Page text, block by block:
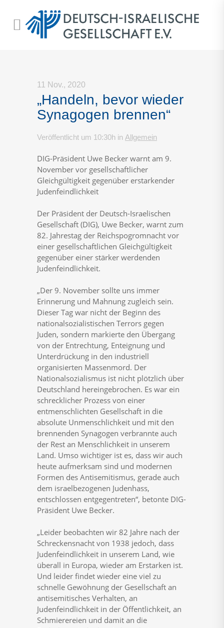
11 Nov., 2020
„Handeln, bevor wieder
Synagogen brennen“
Veröffentlicht um 10:30h in Allgemein
DIG-Präsident Uwe Becker warnt am 9.
November vor gesellschaftlicher
Gleichgültigkeit gegenüber erstarkender
Judenfeindlichkeit
Der Präsident der Deutsch-Israelischen
Gesellschaft (DIG), Uwe Becker, warnt zum
82. Jahrestag der Reichspogromnacht vor
einer gesellschaftlichen Gleichgültigkeit
gegenüber einer stärker werdenden
Judenfeindlichkeit.
„Der 9. November sollte uns immer
Erinnerung und Mahnung zugleich sein.
Dieser Tag war nicht der Beginn des
nationalsozialistischen Terrors gegen
Juden, sondern markierte den Übergang
von der Entrechtung, Enteignung und
Unterdrückung in den industriell
organisierten Massenmord. Der
Nationalsozialismus ist nicht plötzlich über
Deutschland hereingebrochen. Es war ein
schrecklicher Prozess von einer
entmenschlichten Gesellschaft in die
absolute Unmenschlichkeit und mit den
brennenden Synagogen verbrannte auch
der Rest an Menschlichkeit in unserem
Land. Umso wichtiger ist es, dass wir auch
heute aufmerksam sind und modernen
Formen des Antisemitismus, gerade auch
dem israelbezogenen Judenhass,
entschlossen entgegentreten“, betonte DIG-
Präsident Uwe Becker.
„Leider beobachten wir 82 Jahre nach der
Schreckensnacht von 1938 jedoch, dass
Judenfeindlichkeit in unserem Land, wie
überall in Europa, wieder am Erstarken ist.
Und leider findet wieder eine viel zu
schnelle Gewöhnung der Gesellschaft an
antisemitisches Verhalten, an
Judenfeindlichkeit in der Öffentlichkeit, an
Schmierereien und damit an die